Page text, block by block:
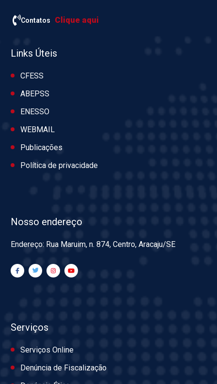
Contatos Clique aqui
Links Úteis
CFESS
ABEPSS
ENESSO
WEBMAIL
Publicações
Política de privacidade
Nosso endereço
Endereço: Rua Maruim, n. 874, Centro, Aracaju/SE
Serviços
Serviços Online
Denúncia de Fiscalização